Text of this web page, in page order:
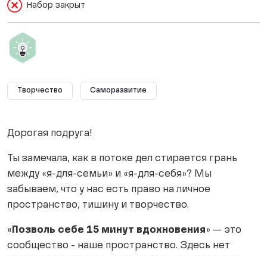
Набор закрыт
Творчество Саморазвитие
Дорогая подруга!
Ты замечала, как в потоке дел стирается грань
между «я-для-семьи» и «я-для-себя»? Мы
забываем, что у нас есть право на личное
пространство, тишину и творчество.
« Позволь себе 15 минут вдохновения» — это
сообщество - наше пространство. Здесь нет